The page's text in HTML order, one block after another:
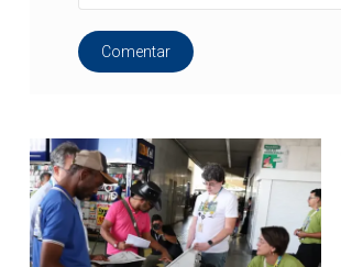
Comentar